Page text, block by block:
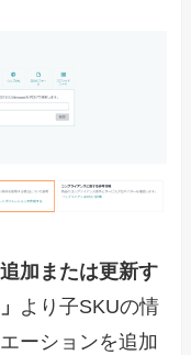
加または更新す
より子SKUの情
ーションを追加